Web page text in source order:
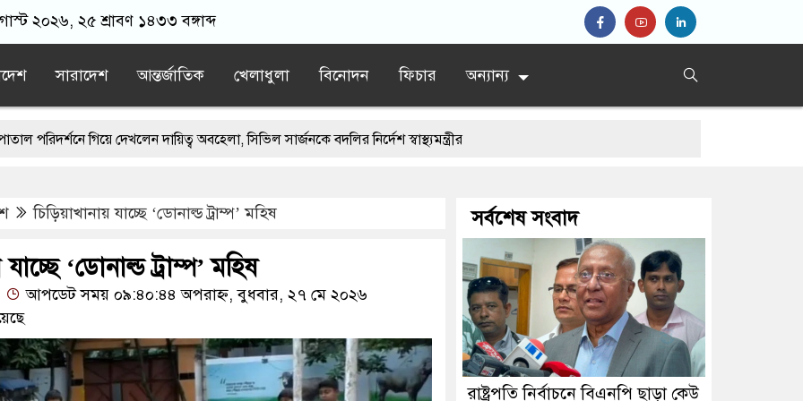
২০২৬, ২৫ শ্রাবণ ১৪৩৩ বঙ্গাব্দ
সারাদেশ আন্তর্জাতিক খেলাধুলা বিনোদন ফিচার অন্যান্য
গিয়ে দেখলেন দায়িত্ব অবহেলা, সিভিল সার্জনকে বদলির নির্দেশ স্বাস্থ্যমন্ত্রীর
টিউশন মহামারি আকার ধারণ করেছে: গণশিক্ষা প্রতিমন্ত্রী
শিক্ষার্থীদের সড়ক অব/রোধ করে বি’ক্ষো’ভ
ব্যক্তিদের উ’দ্দে’শ্য অ’শু’ভ
চিড়িয়াখানায় যাচ্ছে ‘ডোনাল্ড ট্রাম্প’ মহিষ
‘ডোনাল্ড ট্রাম্প’ মহিষ
আপডেট সময় ০৯:৪০:৪৪ অপরাহ্ন, বুধবার, ২৭ মে ২০২৬
সর্বশেষ সংবাদ
রাষ্ট্রপতি নির্বাচনে বিএনপি ছাড়া কেউ